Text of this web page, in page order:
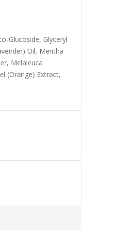
Glucoside, Glyceryl
Oil, Mentha
Melaleuca
(Orange) Extract,